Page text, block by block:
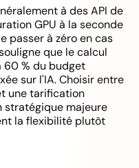
à des API de
GPU à la seconde
passer à zéro en cas
que le calcul
60 % du budget
sur l'IA. Choisir entre
une tarification
stratégique majeure
la flexibilité plutôt